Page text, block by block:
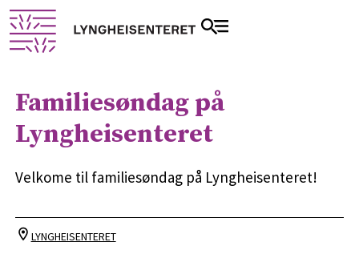
Familiesøndag på
Lyngheisenteret
Velkome til familiesøndag på Lyngheisenteret!
LYNGHEISENTERET